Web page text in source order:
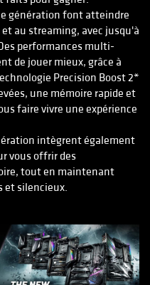
génération font atteindre
au streaming, avec jusqu'à
performances multi-
de jouer mieux, grâce à
Precision Boost 2*
une mémoire rapide et
faire vivre une expérience
intègrent également
vous offrir des
tout en maintenant
et silencieux.